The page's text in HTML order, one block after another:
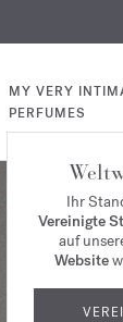
MY VERY
PERFUMES
Ihr
Vereinigte
auf
Website